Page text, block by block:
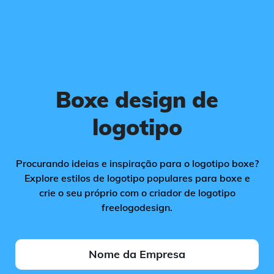
Boxe design de
logotipo
Procurando ideias e inspiração para o logotipo boxe?
Explore estilos de logotipo populares para boxe e
crie o seu próprio com o criador de logotipo
freelogodesign.